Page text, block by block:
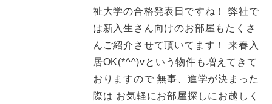
祉大学の合格発表日ですね！ 弊社で
は新入生さん向けのお部屋もたくさ
んご紹介させて頂いてます！ 来春入
居OK(*^^)vという物件も増えてきて
おりますので 無事、進学が決まった
際は お気軽にお部屋探しにお越しく